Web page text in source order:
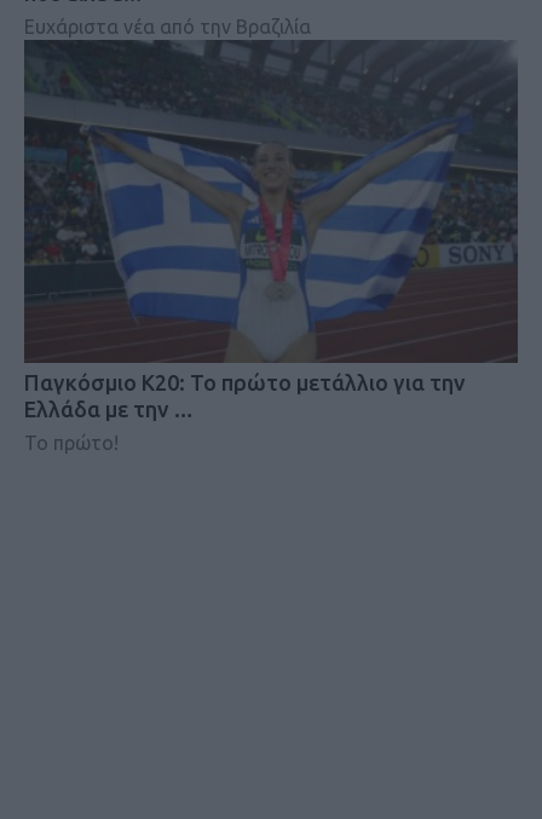
Ευχάριστα νέα από την Βραζιλία
Παγκόσμιο Κ20: Το πρώτο μετάλλιο για την
Ελλάδα με την …
Το πρώτο!